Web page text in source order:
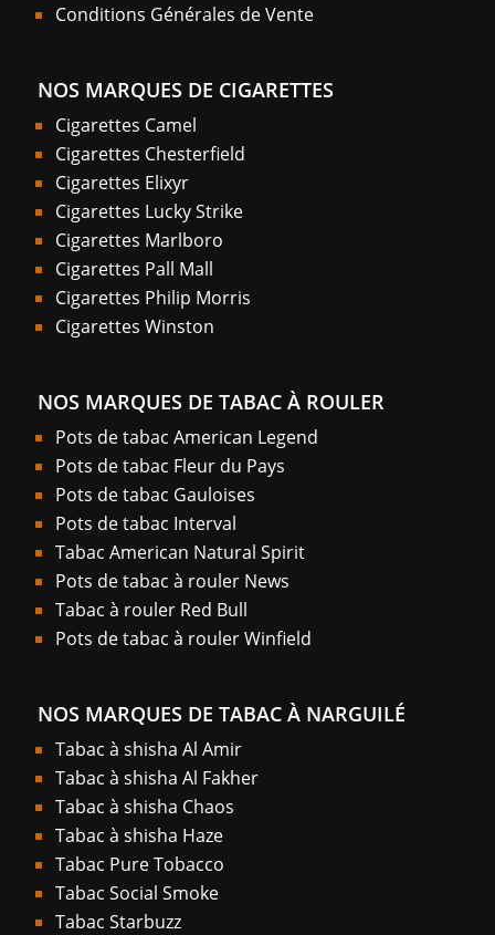
Conditions Générales de Vente
NOS MARQUES DE CIGARETTES
Cigarettes Camel
Cigarettes Chesterfield
Cigarettes Elixyr
Cigarettes Lucky Strike
Cigarettes Marlboro
Cigarettes Pall Mall
Cigarettes Philip Morris
Cigarettes Winston
NOS MARQUES DE TABAC À ROULER
Pots de tabac American Legend
Pots de tabac Fleur du Pays
Pots de tabac Gauloises
Pots de tabac Interval
Tabac American Natural Spirit
Pots de tabac à rouler News
Tabac à rouler Red Bull
Pots de tabac à rouler Winfield
NOS MARQUES DE TABAC À NARGUILÉ
Tabac à shisha Al Amir
Tabac à shisha Al Fakher
Tabac à shisha Chaos
Tabac à shisha Haze
Tabac Pure Tobacco
Tabac Social Smoke
Tabac Starbuzz